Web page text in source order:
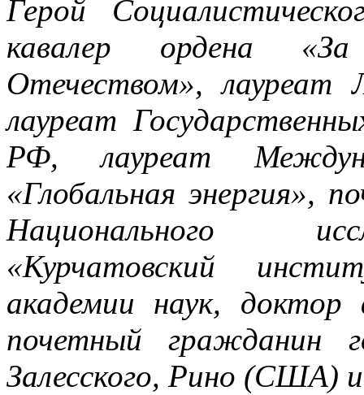
Герой
кавалер ордена
Отечеством», лауреат
лауреат
РФ, лауреат
«Глобальная энергия»,
Национального
«Курчатовский
академии наук, доктор
почетный гражданин
Залесского, Рино (США)